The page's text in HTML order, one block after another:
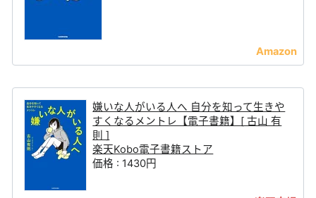
嫌いな人がいる人へ 自分を知って生きや
すくなるメントレ【電子書籍】[ 古山 有
則 ]
楽天Kobo電子書籍ストア
価格 : 1430円